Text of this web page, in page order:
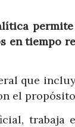
en tiempo
que
el
trabaja